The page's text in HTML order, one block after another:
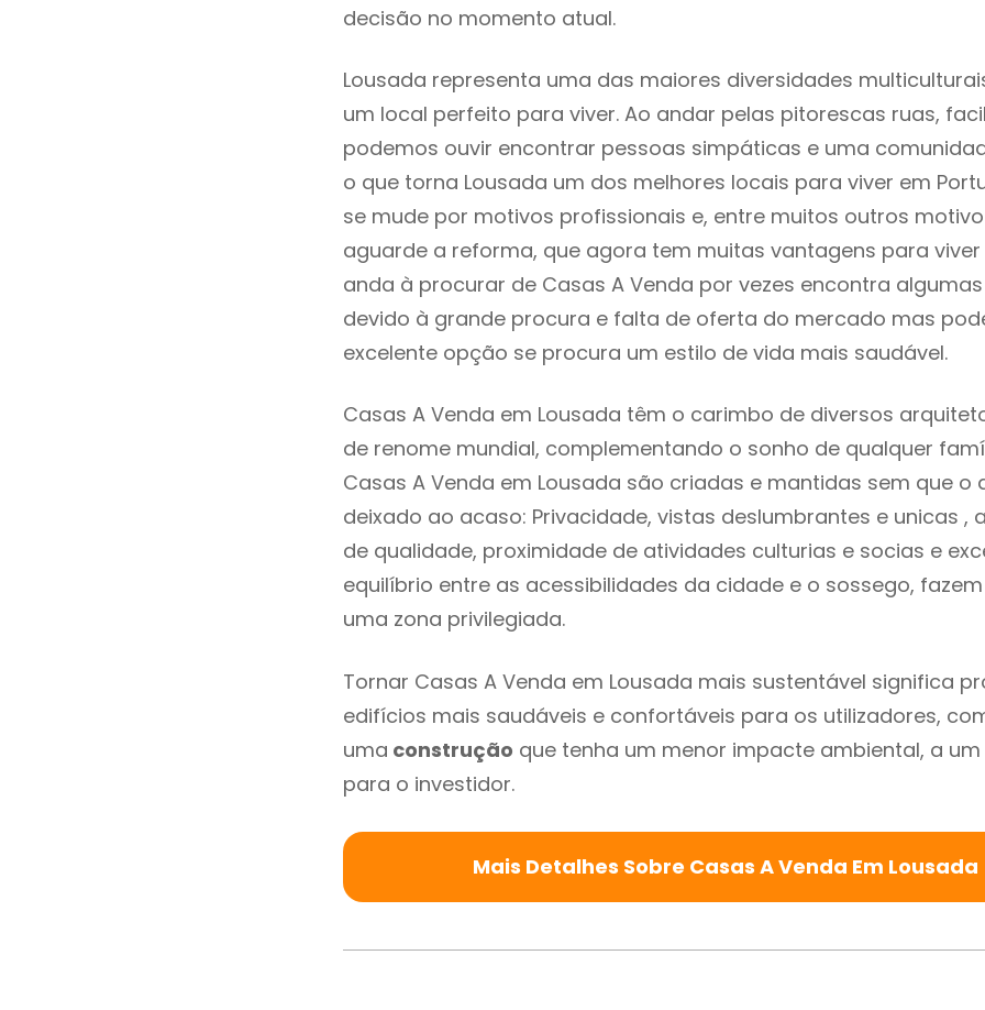
decisão no momento atual.
Lousada representa uma das maiores diversidades
um local perfeito para viver. Ao andar pelas pitorescas ruas,
podemos ouvir encontrar pessoas simpáticas e uma
o que torna Lousada um dos melhores locais para viver em
se mude por motivos profissionais e, entre muitos outros
aguarde a reforma, que agora tem muitas vantagens para viver
anda à procurar de Casas A Venda por vezes encontra
devido à grande procura e falta de oferta do mercado mas
excelente opção se procura um estilo de vida mais saudável.
Casas A Venda em Lousada têm o carimbo de diversos
de renome mundial, complementando o sonho de qualquer
Casas A Venda em Lousada são criadas e mantidas sem que o
deixado ao acaso: Privacidade, vistas deslumbrantes e unicas ,
de qualidade, proximidade de atividades culturias e socias e
equilíbrio entre as acessibilidades da cidade e o sossego,
uma zona privilegiada.
Tornar Casas A Venda em Lousada mais sustentável significa
edifícios mais saudáveis e confortáveis para os utilizadores,
uma construção que tenha um menor impacte ambiental, a
para o investidor.
Mais Detalhes Sobre Casas A Venda Em Lousada